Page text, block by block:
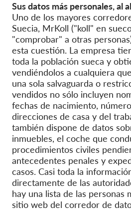
Sus datos más personales, al
Uno de los mayores
Suecia, MrKoll ("koll" en
"comprobar" a otras
esta cuestión. La empresa
toda la población sueca y
vendiéndolos a cualquiera
una sola salvaguarda o
vendidos no sólo incluyen
fechas de nacimiento,
direcciones de casa y del
también dispone de datos
inmuebles, el coche que
procedimientos civiles
antecedentes penales y
casos. Casi toda la
directamente de las
hay una lista de las personas
sitio web del corredor de